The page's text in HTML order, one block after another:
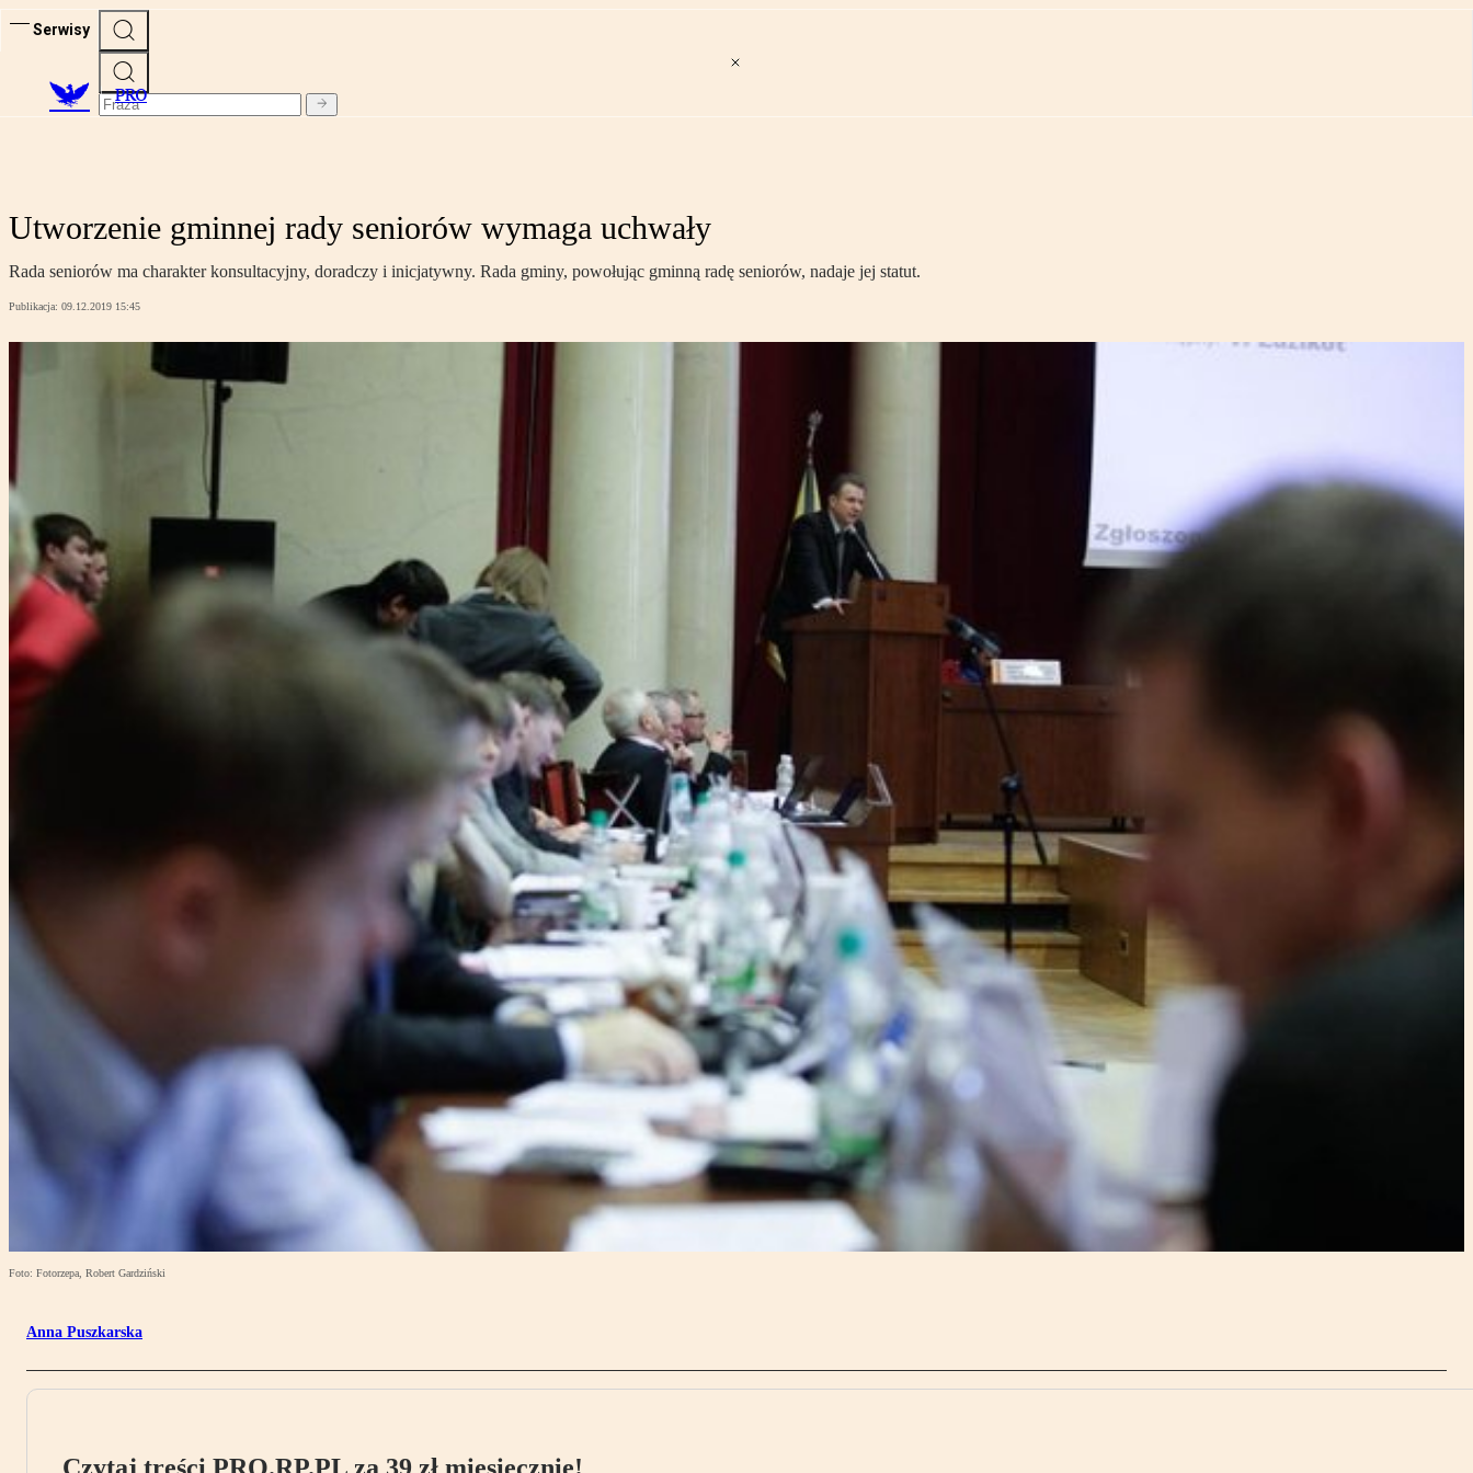
Serwisy
PRO
Utworzenie gminnej rady seniorów wymaga uchwały
Rada seniorów ma charakter konsultacyjny, doradczy i inicjatywny. Rada gminy, powołując gminną radę seniorów, nadaje jej statut.
Publikacja: 09.12.2019 15:45
Foto: Fotorzepa, Robert Gardziński
Anna Puszkarska